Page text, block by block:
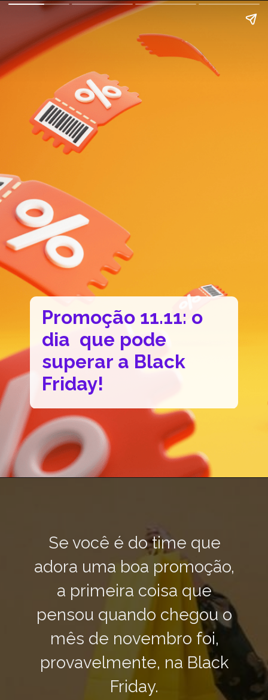
Promoção 11.11: o
dia que pode
superar a Black
Friday!
Se você é do time que
adora uma boa promoção,
a primeira coisa que
pensou quando chegou o
mês de novembro foi,
provavelmente, na Black
Friday.